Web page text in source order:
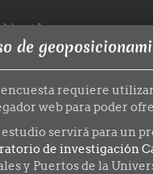
de
encuesta requiere
web para poder
estudio servirá para un
de investigación
y Puertos de la